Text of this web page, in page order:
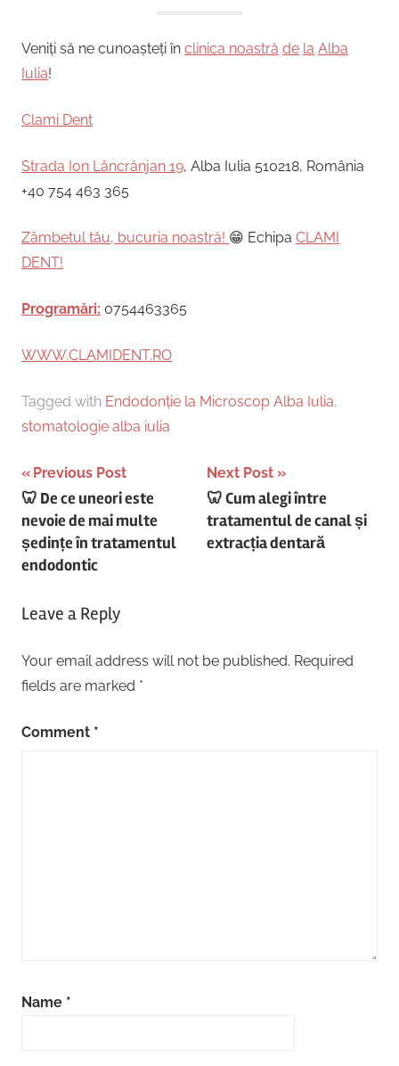
Veniți să ne cunoașteți în clinica noastră de la Alba
Iulia!
Clami Dent
Strada Ion Lăncrănjan 19, Alba Iulia 510218, România
+40 754 463 365
Zâmbetul tău, bucuria noastră! 😁 Echipa CLAMI
DENT!
Programări: 0754463365
WWW.CLAMIDENT.RO
Tagged with Endodonție la Microscop Alba Iulia,
stomatologie alba iulia
Post
navigation
Previous Post
🦷 De ce uneori este
nevoie de mai multe
ședințe în tratamentul
endodontic
Next Post
🦷 Cum alegi între
tratamentul de canal și
extracția dentară
Leave a Reply
Your email address will not be published. Required
fields are marked *
Comment *
Name *